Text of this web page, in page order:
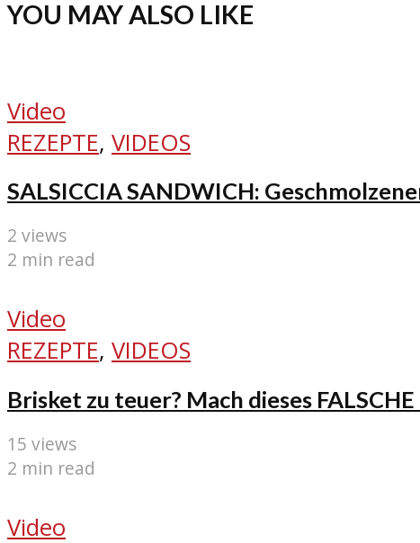
YOU MAY ALSO LIKE
Video
REZEPTE, VIDEOS
SALSICCIA SANDWICH:
2 views
2 min read
Video
REZEPTE, VIDEOS
Brisket zu teuer? Mach dieses
15 views
2 min read
Video